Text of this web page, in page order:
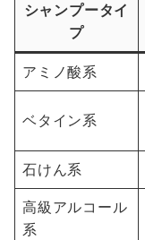
シャンプータイ
プ
アミノ酸系
ベタイン系
石けん系
高級アルコール
系